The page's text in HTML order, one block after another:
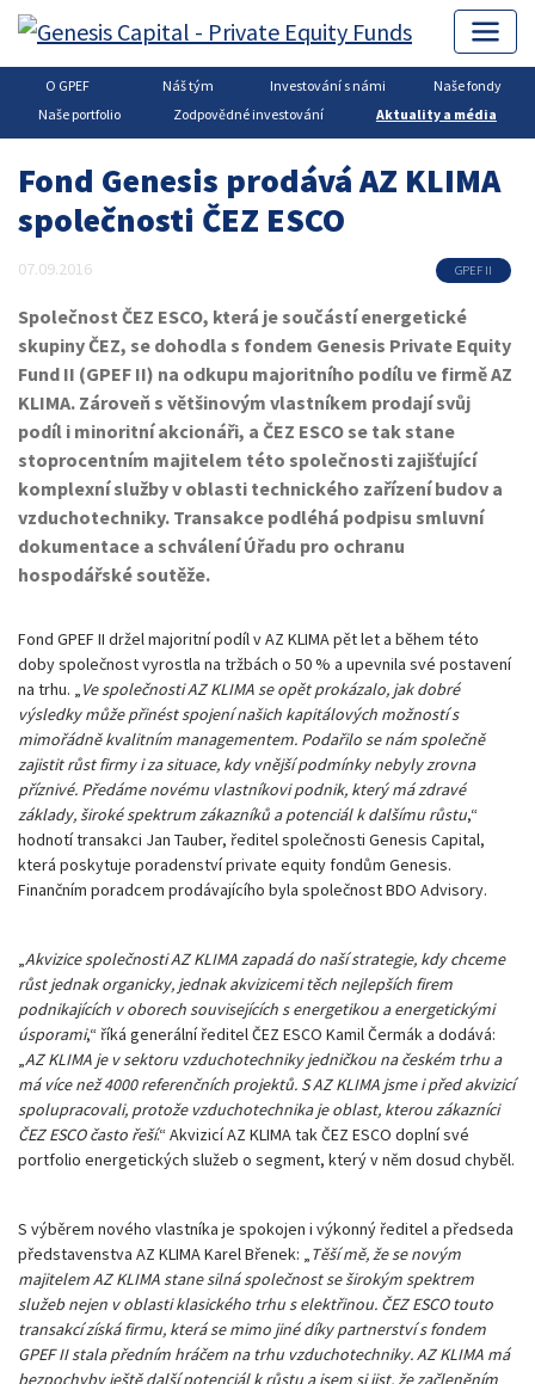
O GPEF Náš tým Investování s námi
Naše fondy
Naše portfolio
Zodpovědné investování Aktuality a média
Fond Genesis prodává AZ KLIMA
společnosti ČEZ ESCO
07.09.2016 GPEF II
Společnost ČEZ ESCO, která je součástí energetické
skupiny ČEZ, se dohodla s fondem Genesis Private Equity
Fund II (GPEF II) na odkupu majoritního podílu ve firmě AZ
KLIMA. Zároveň s většinovým vlastníkem prodají svůj
podíl i minoritní akcionáři, a ČEZ ESCO se tak stane
stoprocentním majitelem této společnosti zajišťující
komplexní služby v oblasti technického zařízení budov a
vzduchotechniky. Transakce podléhá podpisu smluvní
dokumentace a schválení Úřadu pro ochranu
hospodářské soutěže.
Fond GPEF II držel majoritní podíl v AZ KLIMA pět let a během této
doby společnost vyrostla na tržbách o 50 % a upevnila své postavení
na trhu. „Ve společnosti AZ KLIMA se opět prokázalo, jak dobré
výsledky může přinést spojení našich kapitálových možností s
mimořádně kvalitním managementem. Podařilo se nám společně
zajistit růst firmy i za situace, kdy vnější podmínky nebyly zrovna
příznivé. Předáme novému vlastníkovi podnik, který má zdravé
základy, široké spektrum zákazníků a potenciál k dalšímu růstu,“
hodnotí transakci Jan Tauber, ředitel společnosti Genesis Capital,
která poskytuje poradenství private equity fondům Genesis.
Finančním poradcem prodávajícího byla společnost BDO Advisory.
„Akvizice společnosti AZ KLIMA zapadá do naší strategie, kdy chceme
růst jednak organicky, jednak akvizicemi těch nejlepších firem
podnikajících v oborech souvisejících s energetikou a energetickými
úsporami,“ říká generální ředitel ČEZ ESCO Kamil Čermák a dodává:
„AZ KLIMA je v sektoru vzduchotechniky jedničkou na českém trhu a
má více než 4000 referenčních projektů. S AZ KLIMA jsme i před akvizicí
spolupracovali, protože vzduchotechnika je oblast, kterou zákazníci
ČEZ ESCO často řeší.“ Akvizicí AZ KLIMA tak ČEZ ESCO doplní své
portfolio energetických služeb o segment, který v něm dosud chyběl.
S výběrem nového vlastníka je spokojen i výkonný ředitel a předseda
představenstva AZ KLIMA Karel Břenek: „Těší mě, že se novým
majitelem AZ KLIMA stane silná společnost se širokým spektrem
služeb nejen v oblasti klasického trhu s elektřinou. ČEZ ESCO touto
transakcí získá firmu, která se mimo jiné díky partnerství s fondem
GPEF II stala předním hráčem na trhu vzduchotechniky. AZ KLIMA má
bezpochyby ještě další potenciál k růstu a jsem si jist, že začleněním